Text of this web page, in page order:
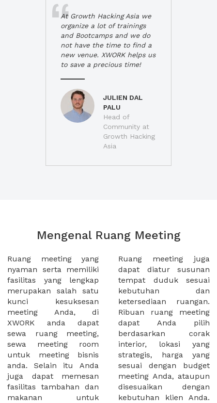
At Growth Hacking Asia we
organize a lot of trainings
and Bootcamps and we do
not have the time to find a
new venue. XWORK helps us
to save a precious time!
JULIEN DAL
PALU
Head of
Community at
Growth Hacking
Asia
Mengenal Ruang Meeting
Ruang meeting yang
nyaman serta memiliki
fasilitas yang lengkap
merupakan salah satu
kunci kesuksesan
meeting Anda, di
XWORK anda dapat
sewa ruang meeting,
sewa meeting room
untuk meeting bisnis
anda. Selain itu Anda
juga dapat memesan
fasilitas tambahan dan
makanan untuk
Ruang meeting juga
dapat diatur susunan
tempat duduk sesuai
kebutuhan dan
ketersediaan ruangan.
Ribuan ruang meeting
dapat Anda pilih
berdasarkan corak
interior, lokasi yang
strategis, harga yang
sesuai dengan budget
meeting Anda, ataupun
disesuaikan dengan
kebutuhan klien Anda.